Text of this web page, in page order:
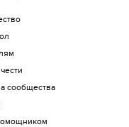
сообщества